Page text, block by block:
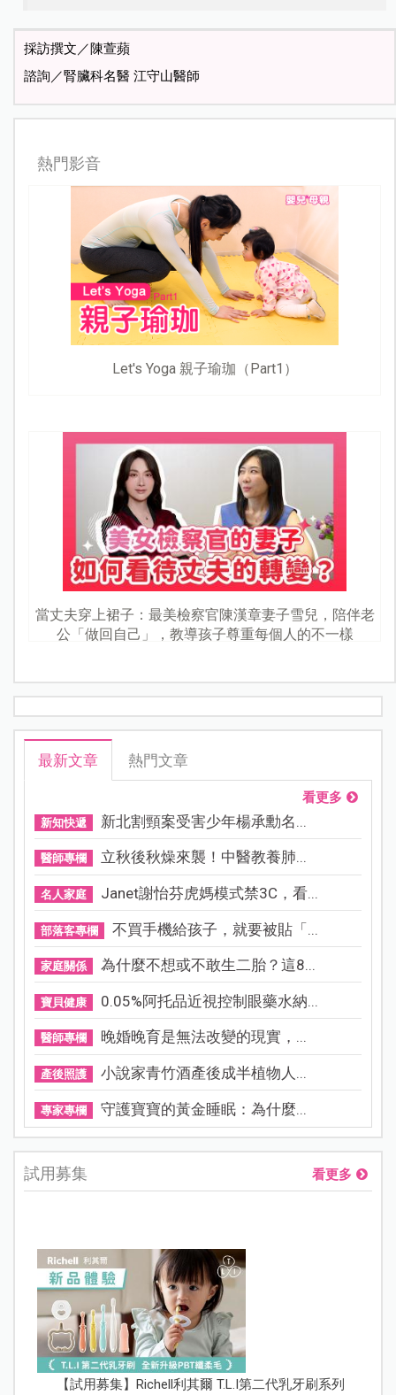
採訪撰文／陳萱蘋
諮詢／腎臟科名醫 江守山醫師
熱門影音
Let's Yoga 親子瑜珈（Part1）
當丈夫穿上裙子：最美檢察官陳漢章妻子雪兒，陪伴老
公「做回自己」，教導孩子尊重每個人的不一樣
最新文章 熱門文章
看更多
新知快遞 新北割頸案受害少年楊承勳名...
醫師專欄 立秋後秋燥來襲！中醫教養肺...
名人家庭 Janet謝怡芬虎媽模式禁3C，看...
部落客專欄 不買手機給孩子，就要被貼「...
家庭關係 為什麼不想或不敢生二胎？這8...
寶貝健康 0.05%阿托品近視控制眼藥水納...
醫師專欄 晚婚晚育是無法改變的現實，...
產後照護 小說家青竹酒產後成半植物人...
專家專欄 守護寶寶的黃金睡眠：為什麼...
試用募集 看更多
【試用募集】Richell利其爾 T.L.I第二代乳牙刷系列